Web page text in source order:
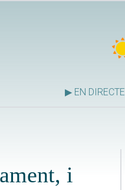
▶ EN DIRECTE
i